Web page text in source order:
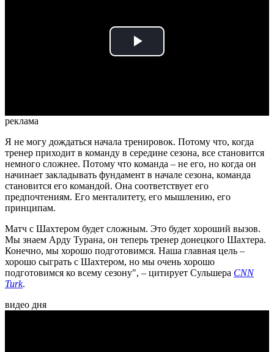
Play
реклама
Я не могу дождаться начала тренировок. Потому что, когда
тренер приходит в команду в середине сезона, все становится
немного сложнее. Потому что команда – не его, но когда он
начинает закладывать фундамент в начале сезона, команда
становится его командой. Она соответствует его
предпочтениям. Его менталитету, его мышлению, его
принципам.
Матч с Шахтером будет сложным. Это будет хороший вызов.
Мы знаем Арду Турана, он теперь тренер донецкого Шахтера.
Конечно, мы хорошо подготовимся. Наша главная цель –
хорошо сыграть с Шахтером, но мы очень хорошо
подготовимся ко всему сезону", – цитирует Сульшера CNN
Turk.
видео дня